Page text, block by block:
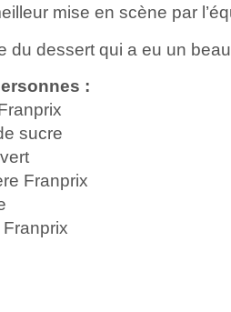
mise en scène par
du dessert qui a eu un
:
sucre
Franprix